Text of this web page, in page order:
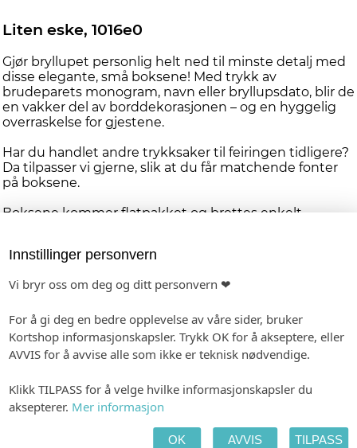
Liten eske, 1016e0
Gjør bryllupet personlig helt ned til minste detalj med
disse elegante, små boksene! Med trykk av
brudeparets monogram, navn eller bryllupsdato, blir de
en vakker del av borddekorasjonen – og en hyggelig
overraskelse for gjestene.
Har du handlet andre trykksaker til feiringen tidligere?
Da tilpasser vi gjerne, slik at du får matchende fonter
på boksene.
Boksene kommer flatpakket og brettes enkelt
feiringen.
PRODUKTINFORMASJON
Trykk:Lik trykk på to sider av boksen
Mål:6,2 x 6,2 x 6,2 cm
Våre designere gjør hver ordre unik, og vi har dermed ingen
sendes i løpet av 2-3 virkedager etter fullført ordre
Innstillinger personvern
Vi bryr oss om deg og ditt personvern ❤
For å gi deg en bedre opplevelse av våre sider, bruker
Kortshop informasjonskapsler. Trykk OK for å akseptere, eller
AVVIS for å avvise alle som ikke er teknisk nødvendige.
Klikk TILPASS for å velge hvilke informasjonskapsler du
aksepterer. Mer informasjon
OK AVVIS TILPASS